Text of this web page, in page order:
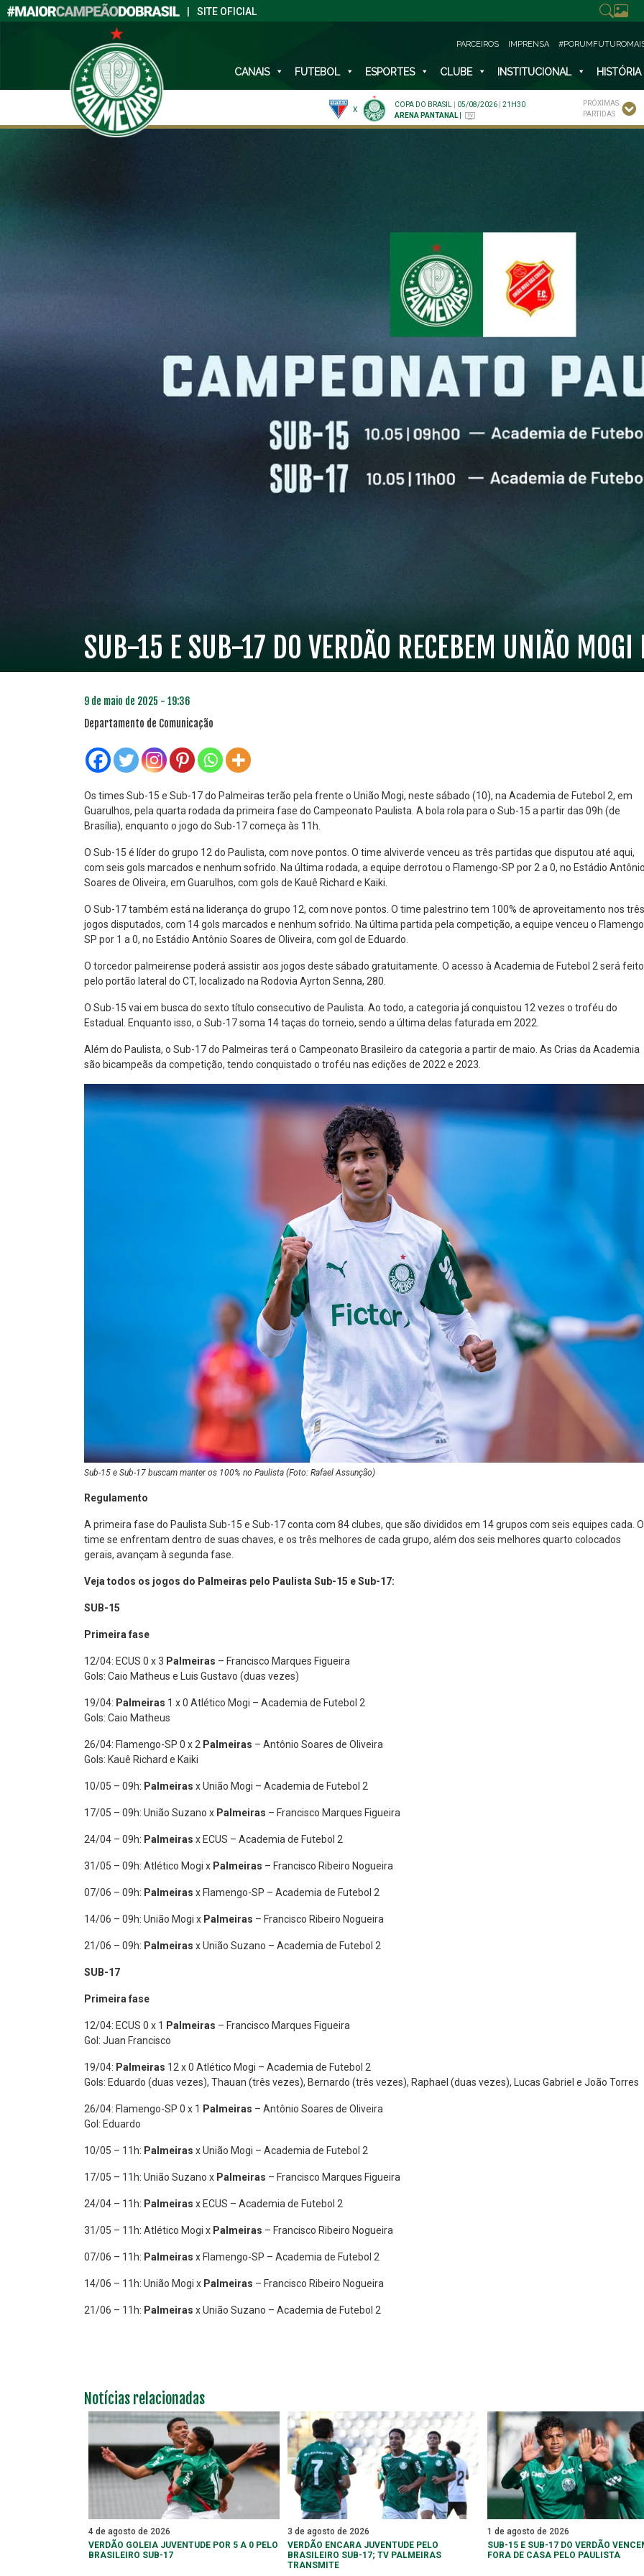
SITE OFICIAL
PARCEIROS IMPRENSA
CANAIS FUTEBOL ESPORTES CLUBE INSTITUCIONAL HISTÓRIA
X
COPA DO BRASIL 05/08/2026| 21H30
ARENA PANTANAL
PRÓXIMAS
PARTIDAS
SUB-15 E SUB-17 DO VERDÃO RECEBEM UNIÃO MOGI
9 de maio de 2025 - 19:36
Departamento de Comunicação
Os times Sub-15 e Sub-17 do Palmeiras terão pela frente o União Mogi, neste sábado (10), na Academia de Futebol 2, em
Guarulhos, pela quarta rodada da primeira fase do Campeonato Paulista. A bola rola para o Sub-15 a partir das 09h (de
Brasília), enquanto o jogo do Sub-17 começa às 11h.
O Sub-15 é líder do grupo 12 do Paulista, com nove pontos. O time alviverde venceu as três partidas que disputou até aqui,
com seis gols marcados e nenhum sofrido. Na última rodada, a equipe derrotou o Flamengo-SP por 2 a 0, no Estádio
Soares de Oliveira, em Guarulhos, com gols de Kauê Richard e Kaiki.
O Sub-17 também está na liderança do grupo 12, com nove pontos. O time palestrino tem 100% de aproveitamento nos três
jogos disputados, com 14 gols marcados e nenhum sofrido. Na última partida pela competição, a equipe venceu o
SP por 1 a 0, no Estádio Antônio Soares de Oliveira, com gol de Eduardo.
O torcedor palmeirense poderá assistir aos jogos deste sábado gratuitamente. O acesso à Academia de Futebol 2 será feito
pelo portão lateral do CT, localizado na Rodovia Ayrton Senna, 280.
O Sub-15 vai em busca do sexto título consecutivo de Paulista. Ao todo, a categoria já conquistou 12 vezes o troféu do
Estadual. Enquanto isso, o Sub-17 soma 14 taças do torneio, sendo a última delas faturada em 2022.
Além do Paulista, o Sub-17 do Palmeiras terá o Campeonato Brasileiro da categoria a partir de maio. As Crias da Academia
são bicampeãs da competição, tendo conquistado o troféu nas edições de 2022 e 2023.
Sub-15 e Sub-17 buscam manter os 100% no Paulista (Foto: Rafael Assunção)
Regulamento
A primeira fase do Paulista Sub-15 e Sub-17 conta com 84 clubes, que são divididos em 14 grupos com seis equipes cada.
time se enfrentam dentro de suas chaves, e os três melhores de cada grupo, além dos seis melhores quarto colocados
gerais, avançam à segunda fase.
Veja todos os jogos do Palmeiras pelo Paulista Sub-15 e Sub-17:
SUB-15
Primeira fase
12/04: ECUS 0 x 3 Palmeiras – Francisco Marques Figueira
Gols: Caio Matheus e Luis Gustavo (duas vezes)
19/04: Palmeiras 1 x 0 Atlético Mogi – Academia de Futebol 2
Gols: Caio Matheus
26/04: Flamengo-SP 0 x 2 Palmeiras – Antônio Soares de Oliveira
Gols: Kauê Richard e Kaiki
10/05 – 09h: Palmeiras x União Mogi – Academia de Futebol 2
17/05 – 09h: União Suzano x Palmeiras – Francisco Marques Figueira
24/04 – 09h: Palmeiras x ECUS – Academia de Futebol 2
31/05 – 09h: Atlético Mogi x Palmeiras – Francisco Ribeiro Nogueira
07/06 – 09h: Palmeiras x Flamengo-SP – Academia de Futebol 2
14/06 – 09h: União Mogi x Palmeiras – Francisco Ribeiro Nogueira
21/06 – 09h: Palmeiras x União Suzano – Academia de Futebol 2
SUB-17
Primeira fase
12/04: ECUS 0 x 1 Palmeiras – Francisco Marques Figueira
Gol: Juan Francisco
19/04: Palmeiras 12 x 0 Atlético Mogi – Academia de Futebol 2
Gols: Eduardo (duas vezes), Thauan (três vezes), Bernardo (três vezes), Raphael (duas vezes), Lucas Gabriel e João Torres
26/04: Flamengo-SP 0 x 1 Palmeiras – Antônio Soares de Oliveira
Gol: Eduardo
10/05 – 11h: Palmeiras x União Mogi – Academia de Futebol 2
17/05 – 11h: União Suzano x Palmeiras – Francisco Marques Figueira
24/04 – 11h: Palmeiras x ECUS – Academia de Futebol 2
31/05 – 11h: Atlético Mogi x Palmeiras – Francisco Ribeiro Nogueira
07/06 – 11h: Palmeiras x Flamengo-SP – Academia de Futebol 2
14/06 – 11h: União Mogi x Palmeiras – Francisco Ribeiro Nogueira
21/06 – 11h: Palmeiras x União Suzano – Academia de Futebol 2
PLANO PRATA
R$46 ,04
PLANO ESPECIAL
R$23 ,01 R$85,52
Notícias relacionadas
4 de agosto de 2026
VERDÃO GOLEIA JUVENTUDE POR 5 A 0 PELO
BRASILEIRO SUB-17
3 de agosto de 2026
VERDÃO ENCARA JUVENTUDE PELO
BRASILEIRO SUB-17; TV PALMEIRAS
TRANSMITE
1 de agosto de 2026
SUB-15 E SUB-17 DO VERDÃO
FORA DE CASA PELO PAULISTA